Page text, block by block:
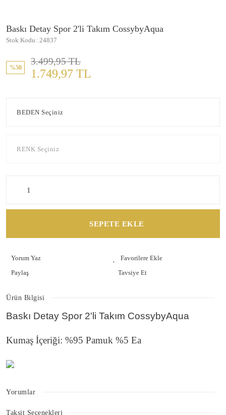
Baskı Detay Spor 2'li Takım CossybyAqua
Stok Kodu 24837
%50
3.499,95 TL
1.749,97 TL
SEPETE EKLE
Yorum Yaz
Paylaş
Tavsiye Et
Ürün Bilgisi
Baskı Detay Spor 2'li Takım CossybyAqua
Kumaş İçeriği: %95 Pamuk %5 Ea
Yorumlar
Taksit Seçenekleri